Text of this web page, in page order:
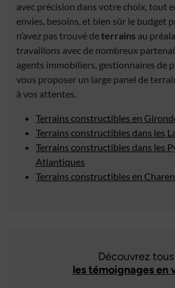
avec précision dans votre choix, tout
envies, besoins, et bien sûr le budget
n’avez pas trouvé deterrains au
travaillons avec de nombreux
agents immobiliers, gestionnaires de
vous proposer un large panel de
à vos attentes.
Terrains constructibles en
Terrains constructibles dans les
Terrains constructibles dans les
Atlantiques
Terrains constructibles en
Découvrez tous
les témoignages en